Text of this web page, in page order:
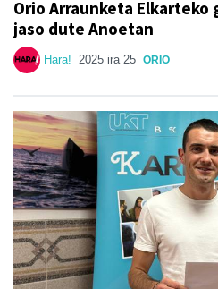
Orio Arraunketa Elkarteko
jaso dute Anoetan
Hara! 2025 ira 25 ORIO